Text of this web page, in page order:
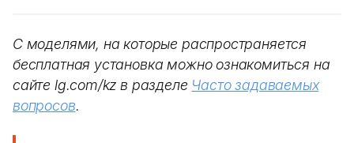
C моделями, на которые распространяется
бесплатная установка можно ознакомиться на
сайте lg.com/kz в разделе Часто задаваемых
вопросов.